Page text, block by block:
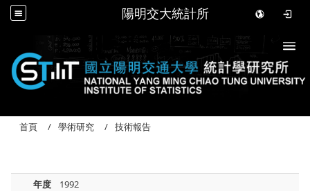
陽明交大統計所
首頁 學術研究 技術報告
年度
1992